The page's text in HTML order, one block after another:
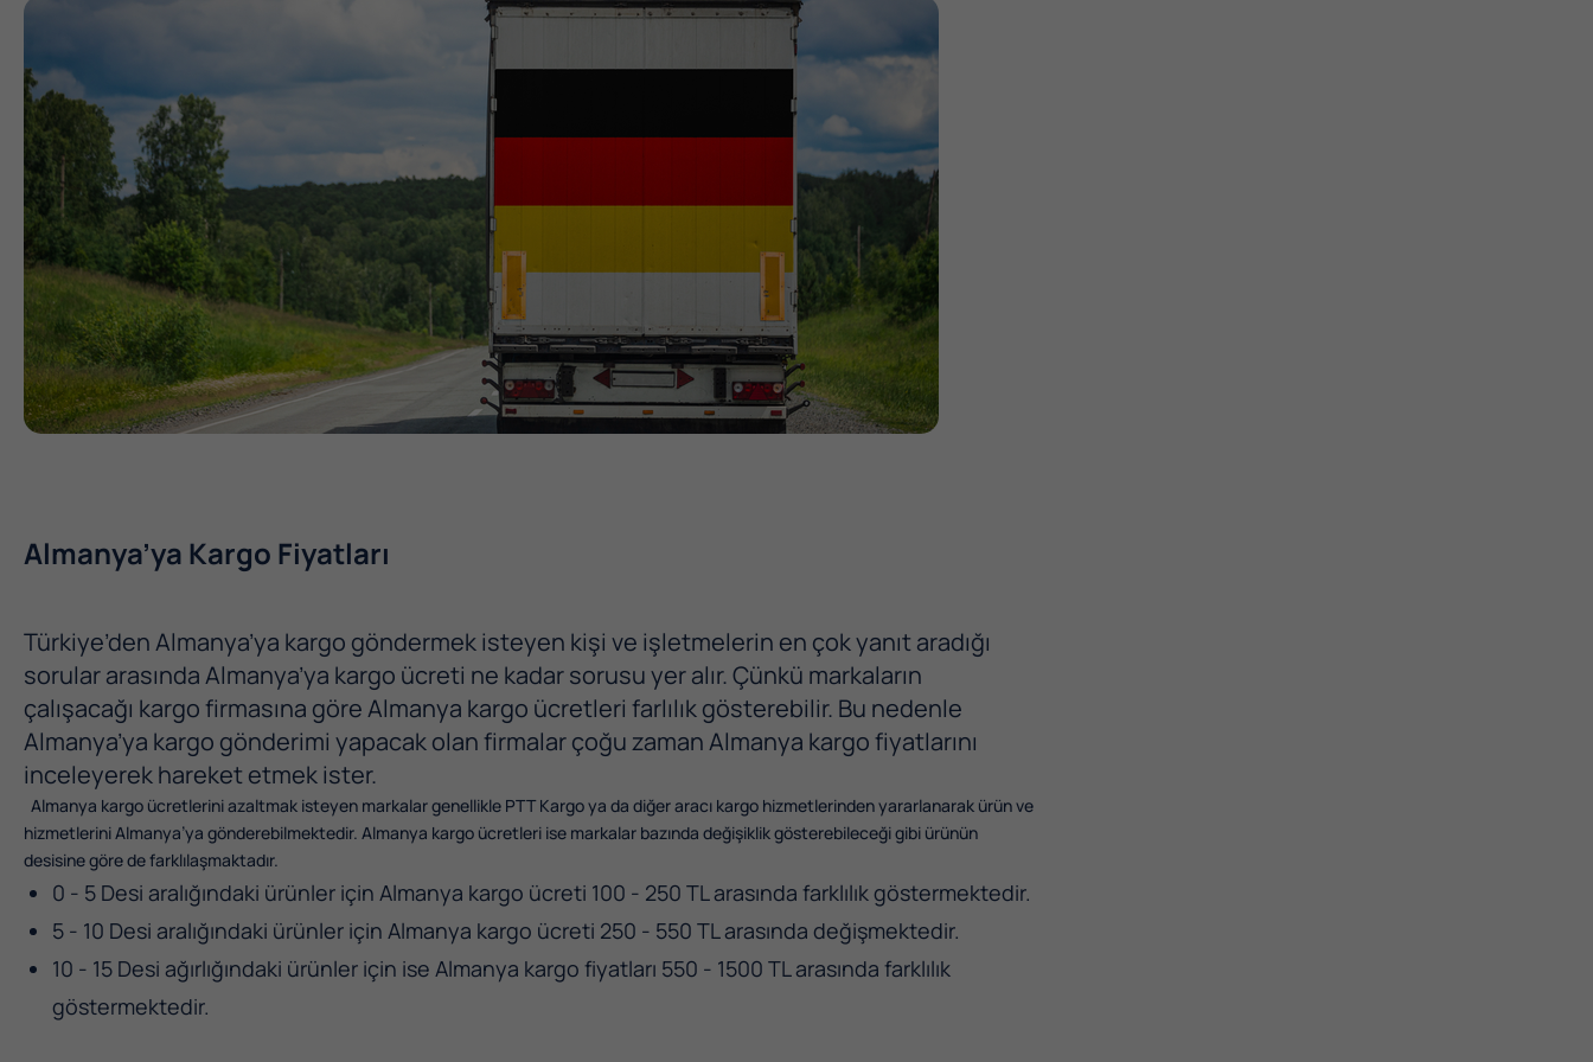
Almanya’ya Kargo Fiyatları
Türkiye’den Almanya’ya kargo göndermek isteyen kişi ve işletmelerin en çok yanıt aradığı
sorular arasında Almanya’ya kargo ücreti ne kadar sorusu yer alır. Çünkü markaların
çalışacağı kargo firmasına göre Almanya kargo ücretleri farlılık gösterebilir. Bu nedenle
Almanya’ya kargo gönderimi yapacak olan firmalar çoğu zaman Almanya kargo fiyatlarını
inceleyerek hareket etmek ister.
Almanya kargo ücretlerini azaltmak isteyen markalar genellikle PTT Kargo ya da diğer aracı kargo hizmetlerinden yararlanarak ürün ve
hizmetlerini Almanya’ya gönderebilmektedir. Almanya kargo ücretleri ise markalar bazında değişiklik gösterebileceği gibi ürünün
desisine göre de farklılaşmaktadır.
0 - 5 Desi aralığındaki ürünler için Almanya kargo ücreti 100 - 250 TL arasında farklılık göstermektedir.
5 - 10 Desi aralığındaki ürünler için Almanya kargo ücreti 250 - 550 TL arasında değişmektedir.
10 - 15 Desi ağırlığındaki ürünler için ise Almanya kargo fiyatları 550 - 1500 TL arasında farklılık
göstermektedir.